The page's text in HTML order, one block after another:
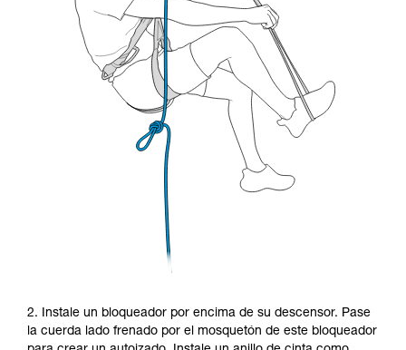
2. Instale un bloqueador por encima de su descensor. Pase
la cuerda lado frenado por el mosquetón de este bloqueador